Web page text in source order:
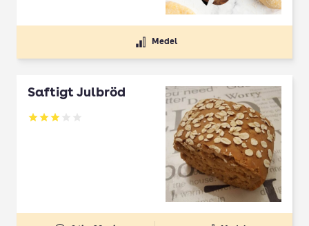
Medel
Saftigt Julbröd
Betyg: 3 av 5